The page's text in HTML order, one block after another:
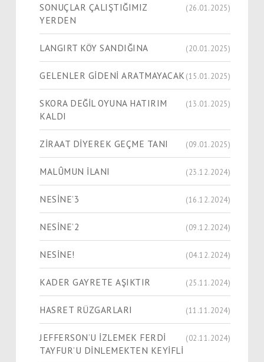
SONUÇLAR ÇALIŞTIĞIMIZ
YERDEN
(26.01.2025)
LANGIRT KÖY SANDIĞINA (20.01.2025)
GELENLER GİDENİ ARATMAYACAK (15.01.2025)
SKORA DEĞİL OYUNA HATIRIM
KALDI
(13.01.2025)
ZİRAAT DİYEREK GEÇME TANI (09.01.2025)
MALÛMUN İLANI (23.12.2024)
NESİNE’3 (16.12.2024)
NESİNE’2 (09.12.2024)
NESİNE! (04.12.2024)
KADER GAYRETE AŞIKTIR (25.11.2024)
HASRET RÜZGARLARI (11.11.2024)
JEFFERSON’U İZLEMEK FERDİ
TAYFUR’U DİNLEMEKTEN KEYİFLİ
(02.11.2024)